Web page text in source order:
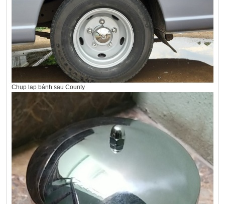
Chụp lap bánh sau County